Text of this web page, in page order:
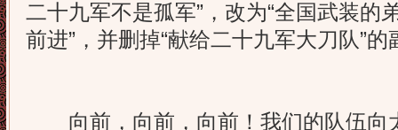
二十九军不是孤军”，改为“全国武装的
前进”，并删掉“献给二十九军大刀队”的
向前，向前，向前！我们的队伍向